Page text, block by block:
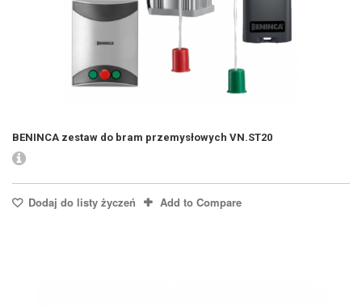
BENINCA zestaw do bram przemysłowych VN.ST20
Dodaj do listy życzeń Add to Compare